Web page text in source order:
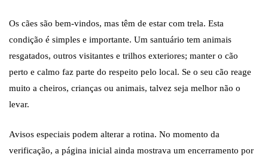
Os cães são bem-vindos, mas têm de estar com trela. Esta
condição é simples e importante. Um santuário tem animais
resgatados, outros visitantes e trilhos exteriores; manter o cão
perto e calmo faz parte do respeito pelo local. Se o seu cão reage
muito a cheiros, crianças ou animais, talvez seja melhor não o
levar.
Avisos especiais podem alterar a rotina. No momento da
verificação, a página inicial ainda mostrava um encerramento por